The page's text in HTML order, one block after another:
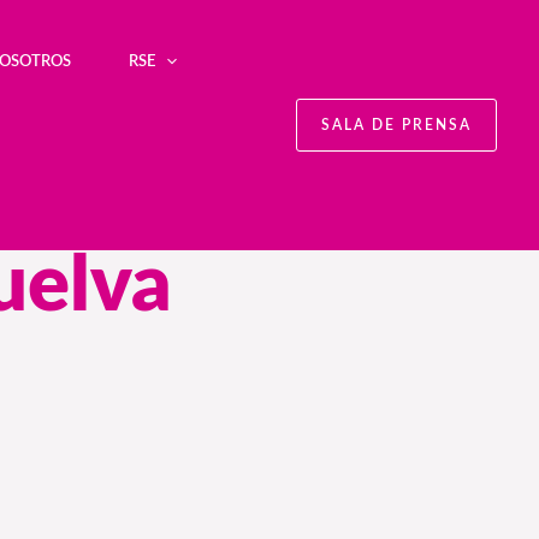
RSE
SALA DE PRENSA